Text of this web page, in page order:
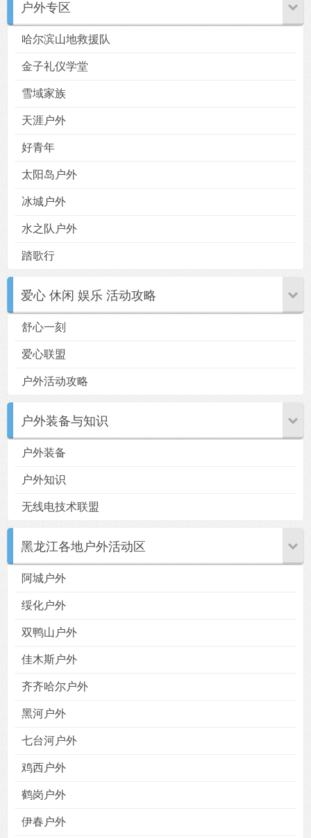
户外专区
哈尔滨山地救援队
金子礼仪学堂
雪域家族
天涯户外
好青年
太阳岛户外
冰城户外
水之队户外
踏歌行
爱心 休闲 娱乐 活动攻略
舒心一刻
爱心联盟
户外活动攻略
户外装备与知识
户外装备
户外知识
无线电技术联盟
黑龙江各地户外活动区
阿城户外
绥化户外
双鸭山户外
佳木斯户外
齐齐哈尔户外
黑河户外
七台河户外
鸡西户外
鹤岗户外
伊春户外